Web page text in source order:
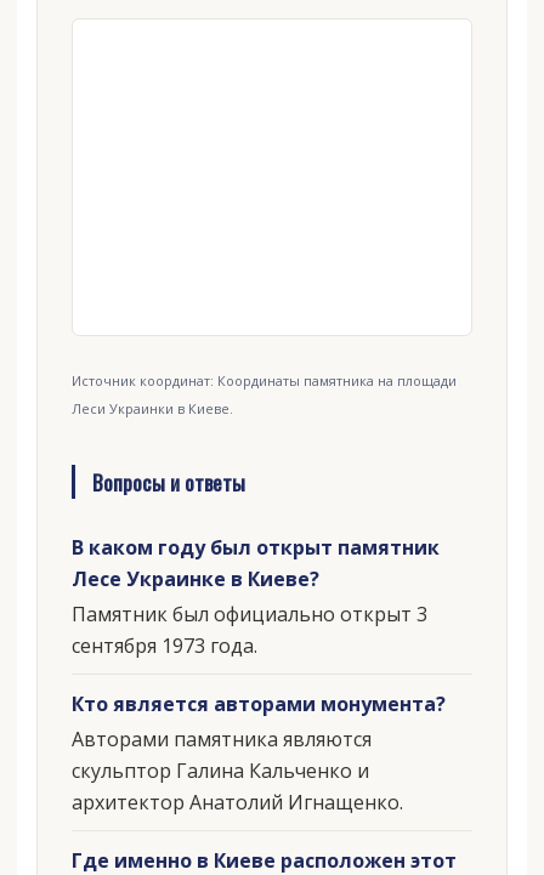
Источник координат: Координаты памятника на площади
Леси Украинки в Киеве.
Вопросы и ответы
В каком году был открыт памятник
Лесе Украинке в Киеве?
Памятник был официально открыт 3
сентября 1973 года.
Кто является авторами монумента?
Авторами памятника являются
скульптор Галина Кальченко и
архитектор Анатолий Игнащенко.
Где именно в Киеве расположен этот